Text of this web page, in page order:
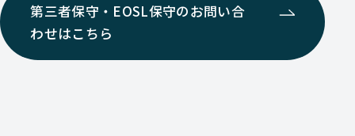
第三者保守・EOSL保守のお問い合
わせはこちら